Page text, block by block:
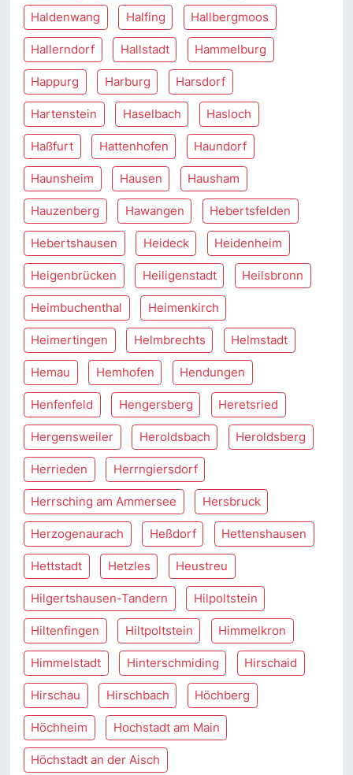
Haldenwang Halfing Hallbergmoos
Hallerndorf Hallstadt Hammelburg
Happurg Harburg Harsdorf
Hartenstein Haselbach Hasloch
Haßfurt Hattenhofen Haundorf
Haunsheim Hausen Hausham
Hauzenberg Hawangen Hebertsfelden
Hebertshausen Heideck Heidenheim
Heigenbrücken Heiligenstadt Heilsbronn
Heimbuchenthal Heimenkirch
Heimertingen Helmbrechts Helmstadt
Hemau Hemhofen Hendungen
Henfenfeld Hengersberg Heretsried
Hergensweiler Heroldsbach Heroldsberg
Herrieden Herrngiersdorf
Herrsching am Ammersee Hersbruck
Herzogenaurach Heßdorf Hettenshausen
Hettstadt Hetzles Heustreu
Hilgertshausen-Tandern Hilpoltstein
Hiltenfingen Hiltpoltstein Himmelkron
Himmelstadt Hinterschmiding Hirschaid
Hirschau Hirschbach Höchberg
Höchheim Hochstadt am Main
Höchstadt an der Aisch